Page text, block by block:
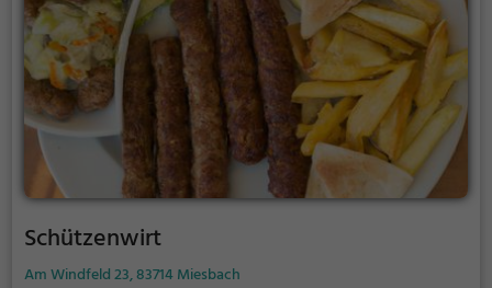
Schützenwirt
Am Windfeld 23, 83714 Miesbach